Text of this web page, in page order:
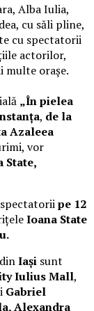
Alba Iulia,
cu săli pline,
cu spectatorii
actorilor,
multe orașe.
„În pielea
, de la
Azaleea
vor
State,
pe 12
Ioana State
Iași sunt
Iulius Mall,
Gabriel
Alexandra